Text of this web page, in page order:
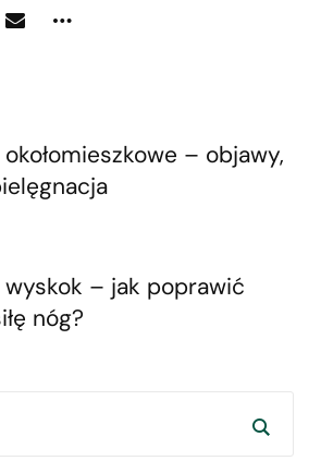
– objawy,
wyskok – jak poprawić
nóg?